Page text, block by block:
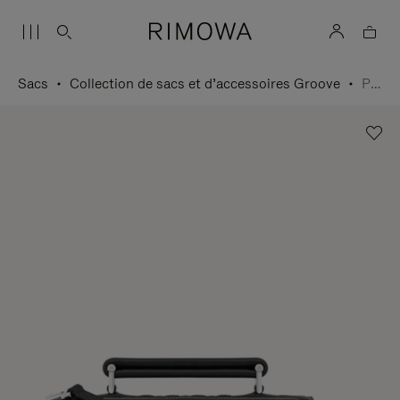
Sacs Collection de sacs et d’accessoires Groove Petit Sac bandoulière